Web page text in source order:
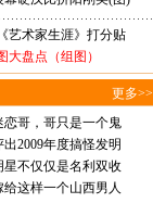
艺术家生涯》打分贴
大盘点（组图）
更多>>
恋哥，哥只是一个鬼
出2009年度搞怪发明
星不仅仅是名利双收
给这样一个山西男人